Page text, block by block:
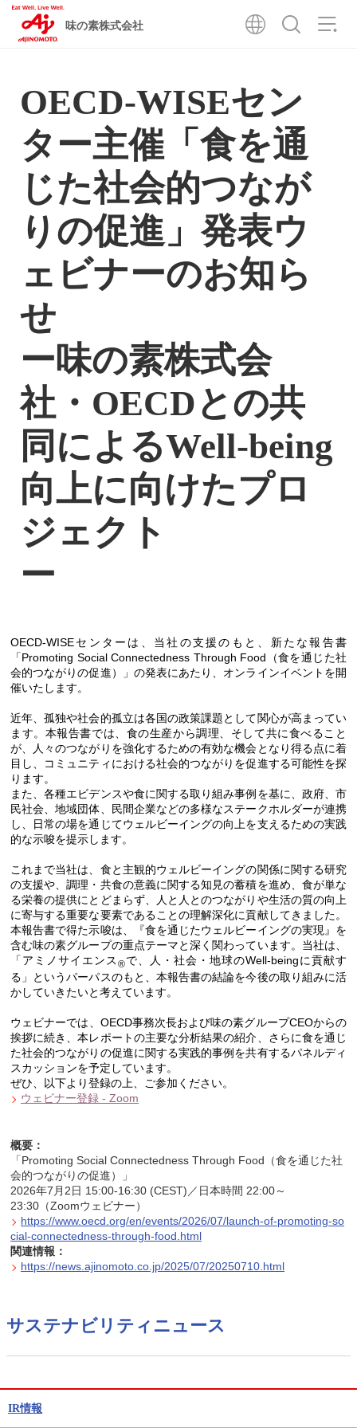
味の素株式会社
IR情報
OECD-WISEセン
ター主催「食を通
じた社会的つなが
りの促進」発表ウ
ェビナーのお知ら
せ
ー味の素株式会
社・OECDとの共
同によるWell-being
向上に向けたプロ
ジェクト
ー
OECD-WISEセンターは、当社の支援のもと、新たな報告書
「Promoting Social Connectedness Through Food（食を通じた社
会的つながりの促進）」の発表にあたり、オンラインイベントを開
催いたします。
近年、孤独や社会的孤立は各国の政策課題として関心が高まってい
ます。本報告書では、食の生産から調理、そして共に食べること
が、人々のつながりを強化するための有効な機会となり得る点に着
目し、コミュニティにおける社会的つながりを促進する可能性を探
ります。
また、各種エビデンスや食に関する取り組み事例を基に、政府、市
民社会、地域団体、民間企業などの多様なステークホルダーが連携
し、日常の場を通じてウェルビーイングの向上を支えるための実践
的な示唆を提示します。
これまで当社は、食と主観的ウェルビーイングの関係に関する研究
の支援や、調理・共食の意義に関する知見の蓄積を進め、食が単な
る栄養の提供にとどまらず、人と人とのつながりや生活の質の向上
に寄与する重要な要素であることの理解深化に貢献してきました。
本報告書で得た示唆は、『食を通じたウェルビーイングの実現』を
含む味の素グループの重点テーマと深く関わっています。当社は、
「アミノサイエンス ®で、人・社会・地球のWell-beingに貢献す
る」というパーパスのもと、本報告書の結論を今後の取り組みに活
かしていきたいと考えています。
ウェビナーでは、OECD事務次長および味の素グループCEOからの
挨拶に続き、本レポートの主要な分析結果の紹介、さらに食を通じ
た社会的つながりの促進に関する実践的事例を共有するパネルディ
スカッションを予定しています。
ぜひ、以下より登録の上、ご参加ください。
ウェビナー登録 - Zoom
概要：
「Promoting Social Connectedness Through Food（食を通じた社
会的つながりの促進）」
2026年7月2日 15:00-16:30 (CEST)／日本時間 22:00～
23:30 （Zoomウェビナー）
https://www.oecd.org/en/events/2026/07/launch-of-promoting-so
cial-connectedness-through-food.html
関連情報：
https://news.ajinomoto.co.jp/2025/07/20250710.html
サステナビリティニュース